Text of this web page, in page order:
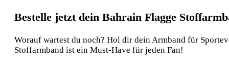
Bestelle jetzt dein Bahrain Flagge
Worauf wartest du noch? Hol dir dein Armband für
Stoffarmband ist ein Must-Have für jeden Fan!